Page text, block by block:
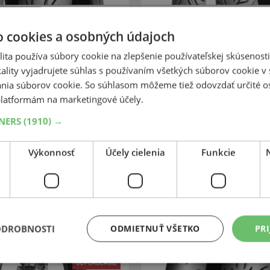
+
–
Kúpiť
Expedujeme ešte dnes
v Bratislave 10 ks.
sklad 20 ks.
102,71 €
50,00 €
SKLADOM Expedujeme
Na predajni v Bratislave
-49%
Cross 5 Medium
ODPORÚČAME
Power Pure SC
cookies a osobných údajoch
používa súbory cookie na zlepšenie používateľskej
vyjadrujete súhlas s používaním všetkých súborov cookie v
súborov cookie. So súhlasom môžeme tiež odovzdať určité
na marketingové účely.
(1910) →
Výkonnosť Účely cielenia Funkcie
ODMIETNUŤ VŠETKO